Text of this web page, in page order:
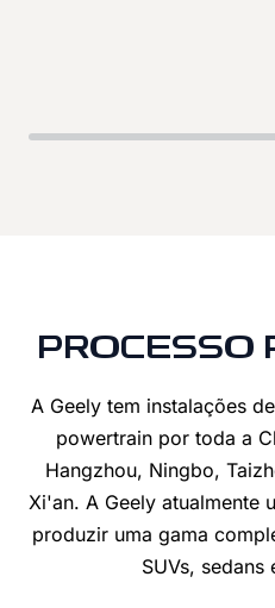
PROCESSO
A Geely tem instalações
powertrain por toda a
Hangzhou, Ningbo,
Xi'an. A Geely atualmente
produzir uma gama
SUVs, sedans